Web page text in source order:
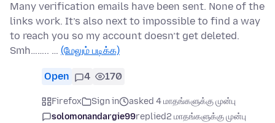
Many verification emails have been sent. None of the
links work. It’s also next to impossible to find a way
to reach you so my account doesn’t get deleted.
Smh…….. … (மேலும் படிக்க)
Open 4 170
Firefox Sign in
asked 4 மாதங்களுக்கு முன்பு
solomonandargie99replied2 மாதங்களுக்கு முன்பு